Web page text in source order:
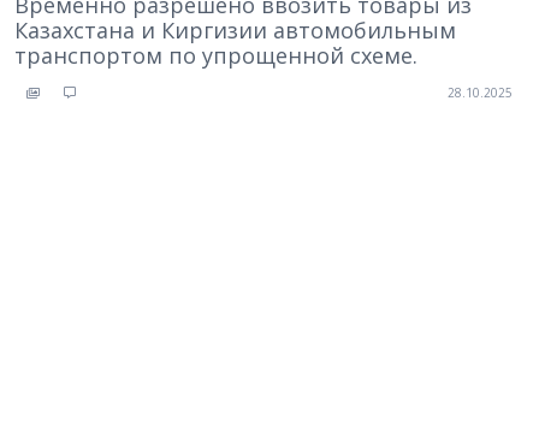
Казахстана и Киргизии автомобильным
транспортом по упрощенной схеме.
28.10.2025